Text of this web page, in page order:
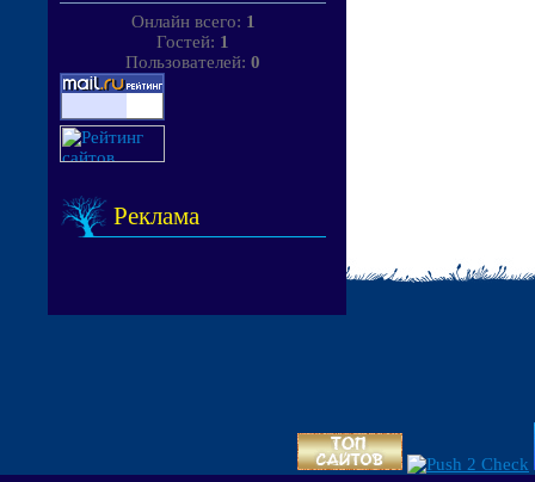
Онлайн всего: 1
Гостей: 1
Пользователей: 0
Реклама